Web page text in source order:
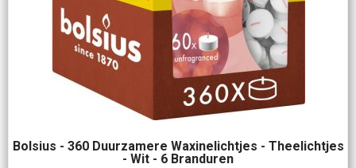
Bolsius - 360 Duurzamere Waxinelichtjes - Theelichtjes
- Wit - 6 Branduren